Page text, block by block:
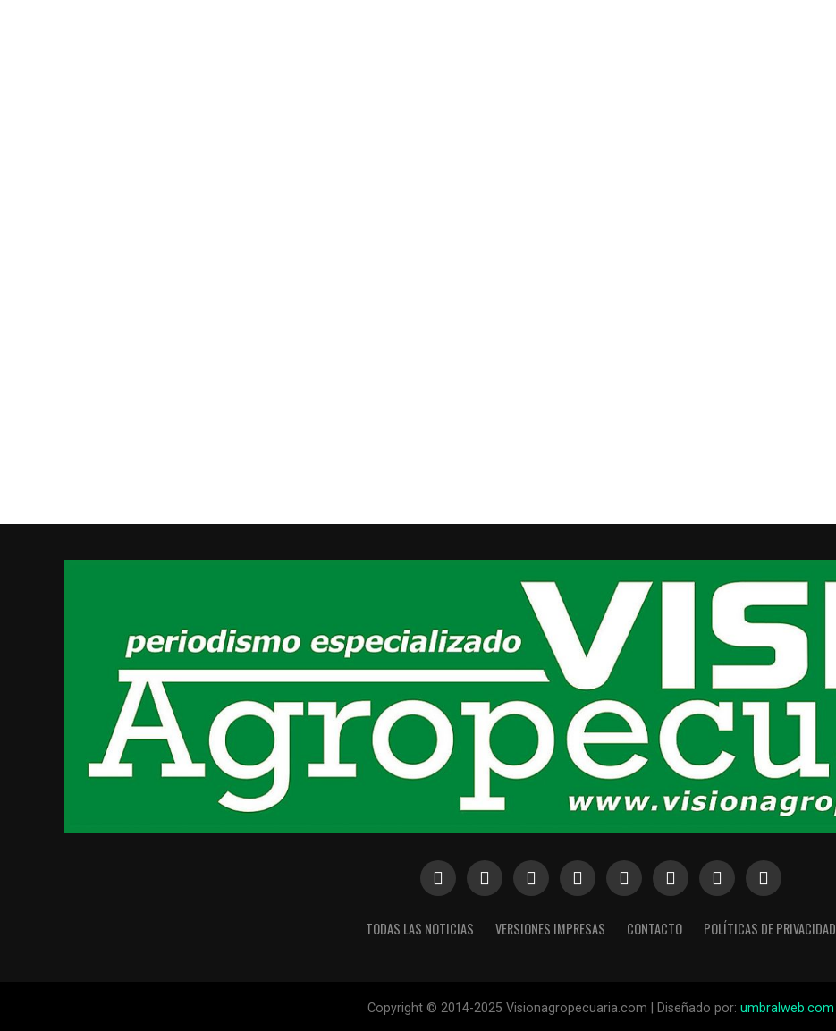
TODAS LAS NOTICIAS VERSIONES IMPRESAS CONTACTO POLÍTICAS DE PRIVACIDAD
Copyright © 2014-2025 Visionagropecuaria.com | Diseñado por: umbralweb.com